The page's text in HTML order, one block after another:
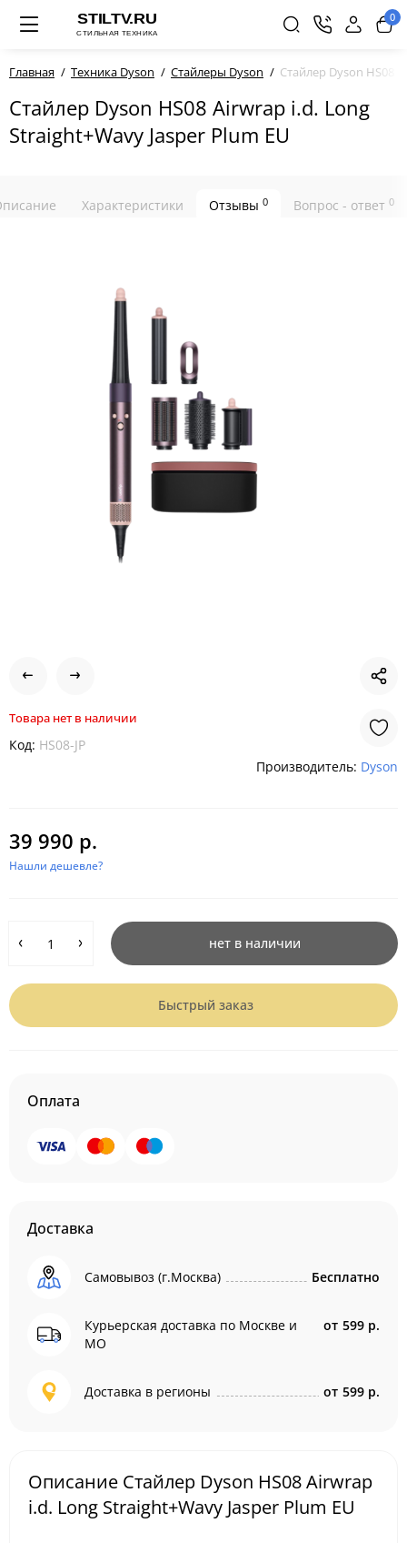
0
Главная Техника Dyson Стайлеры Dyson Стайлер Dyson HS08
Стайлер Dyson HS08 Airwrap i.d. Long
Straight+Wavy Jasper Plum EU
Характеристики Отзывы 0 Вопрос - ответ 0
Товара нет в наличии
Код: HS08-JP
Производитель: Dyson
39 990 р.
Нашли дешевле?
нет в наличии
Быстрый заказ
Оплата
Доставка
Самовывоз (г.Москва) Бесплатно
Курьерская доставка по Москве и
МО
от 599 р.
Доставка в регионы от 599 р.
Описание Стайлер Dyson HS08 Airwrap
i.d. Long Straight+Wavy Jasper Plum EU